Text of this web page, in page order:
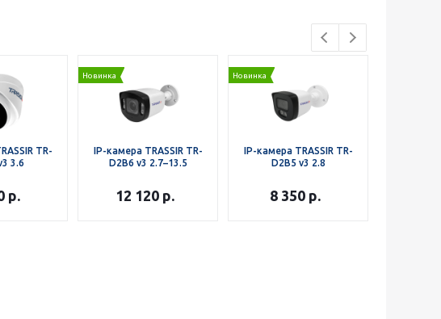
TR-
3.6
р.
Новинка
IP-камера TRASSIR TR-
D2B6 v3 2.7–13.5
12 120 р.
Новинка
IP-камера TRASSIR TR-
D2B5 v3 2.8
8 350 р.